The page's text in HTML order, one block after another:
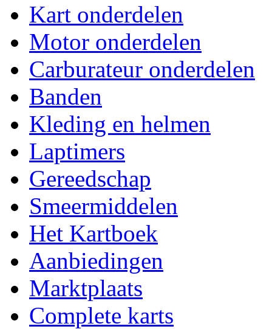
Kart onderdelen
Motor onderdelen
Carburateur onderdelen
Banden
Kleding en helmen
Laptimers
Gereedschap
Smeermiddelen
Het Kartboek
Aanbiedingen
Marktplaats
Complete karts